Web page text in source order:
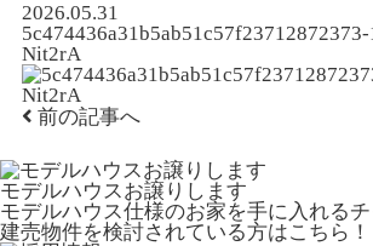
2026.05.31
Nit2rA
前の記事へ
モデルハウスお譲りします
モデルハウス仕様のお家を手に入れるチ
建売物件を検討されている方はこちら！